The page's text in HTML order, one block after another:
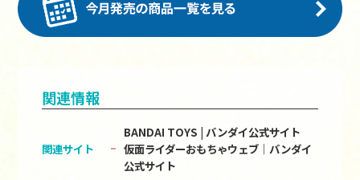
関連情報
関連サイト
BANDAI TOYS | バンダイ公式サイト
仮面ライダーおもちゃウェブ│バンダイ
公式サイト